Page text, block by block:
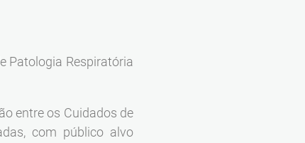
Patologia Respiratória
entre os Cuidados de
com público alvo